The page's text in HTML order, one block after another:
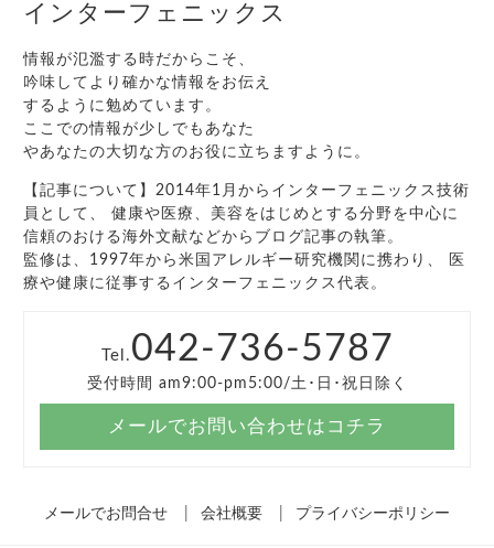
インターフェニックス
情報が氾濫する時だからこそ、
吟味してより確かな情報をお伝え
するように勉めています。
ここでの情報が少しでもあなた
やあなたの大切な方のお役に立ちますように。
【記事について】2014年1月からインターフェニックス技術
員として、 健康や医療、美容をはじめとする分野を中心に
信頼のおける海外文献などからブログ記事の執筆。
監修は、1997年から米国アレルギー研究機関に携わり、 医
療や健康に従事するインターフェニックス代表。
Tel. 042-736-5787
受付時間 am9:00-pm5:00/土･日･祝日除く
メールでお問い合わせはコチラ
メールでお問合せ 会社概要 プライバシーポリシー